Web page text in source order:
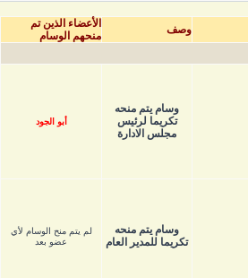
وصف
الأعضاء الذين تم
منحهم الوسام
وسام يتم منحه
تكريما لرئيس
مجلس الادارة
أبو الجود
وسام يتم منحه
تكريما للمدير العام
لم يتم منح الوسام لأي
عضو بعد